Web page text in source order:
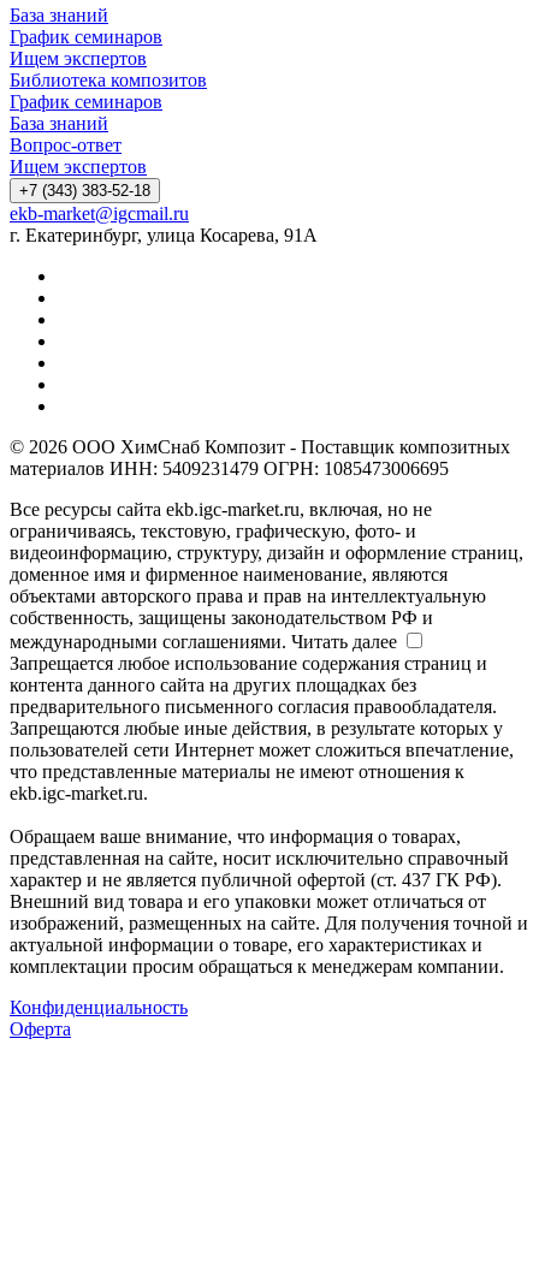
База знаний
График семинаров
Ищем экспертов
Библиотека композитов
График семинаров
База знаний
Вопрос-ответ
Ищем экспертов
+7 (343) 383-52-18
ekb-market@igcmail.ru
г. Екатеринбург, улица Косарева, 91А
© 2026 ООО ХимСнаб Композит - Поставщик композитных
материалов ИНН: 5409231479 ОГРН: 1085473006695
Все ресурсы сайта ekb.igc-market.ru, включая, но не
ограничиваясь, текстовую, графическую, фото- и
видеоинформацию, структуру, дизайн и оформление страниц,
доменное имя и фирменное наименование, являются
объектами авторского права и прав на интеллектуальную
собственность, защищены законодательством РФ и
международными соглашениями. Читать далее
Запрещается любое использование содержания страниц и
контента данного сайта на других площадках без
предварительного письменного согласия правообладателя.
Запрещаются любые иные действия, в результате которых у
пользователей сети Интернет может сложиться впечатление,
что представленные материалы не имеют отношения к
ekb.igc-market.ru.
Обращаем ваше внимание, что информация о товарах,
представленная на сайте, носит исключительно справочный
характер и не является публичной офертой (ст. 437 ГК РФ).
Внешний вид товара и его упаковки может отличаться от
изображений, размещенных на сайте. Для получения точной и
актуальной информации о товаре, его характеристиках и
комплектации просим обращаться к менеджерам компании.
Конфиденциальность
Оферта